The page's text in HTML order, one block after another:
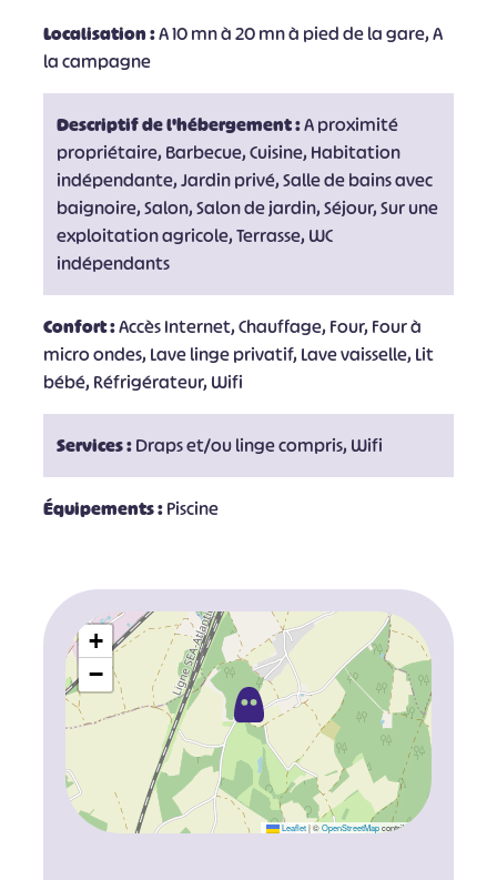
Localisation :A 10 mn à 20 mn à pied de la gare, A
la campagne
Descriptif de l'hébergement :A proximité
propriétaire, Barbecue, Cuisine, Habitation
indépendante, Jardin privé, Salle de bains avec
baignoire, Salon, Salon de jardin, Séjour, Sur une
exploitation agricole, Terrasse, WC
indépendants
Confort :Accès Internet, Chauffage, Four, Four à
micro ondes, Lave linge privatif, Lave vaisselle, Lit
bébé, Réfrigérateur, Wifi
Services :Draps et/ou linge compris, Wifi
Équipements :Piscine
+
−
Leaflet |©OpenStreetMapcontributors